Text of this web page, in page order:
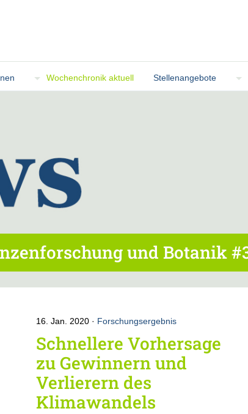
Wochenchronik aktuell Stellenangebote
und Botanik
16. Jan. 2020 Forschungsergebnis
Schnellere Vorhersage
zu Gewinnern und
Verlierern des
Klimawandels